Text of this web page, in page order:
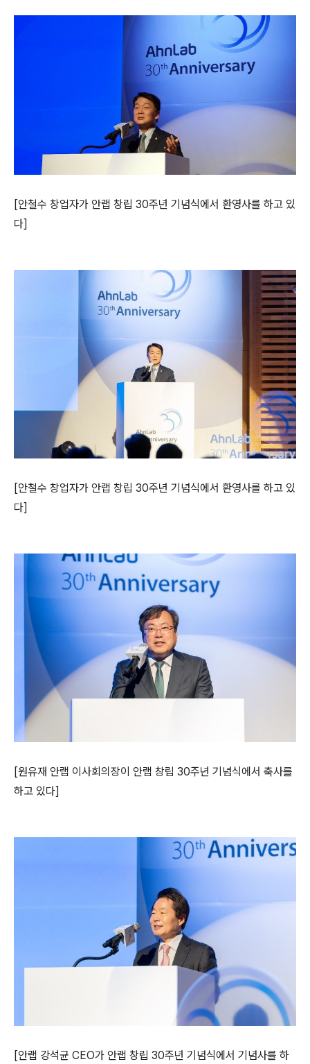
[안철수 창업자가 안랩 창립 30주년 기념식에서 환영사를 하고 있
다]
[안철수 창업자가 안랩 창립 30주년 기념식에서 환영사를 하고 있
다]
[원유재 안랩 이사회의장이 안랩 창립 30주년 기념식에서 축사를
하고 있다]
[안랩 강석균 CEO가 안랩 창립 30주년 기념식에서 기념사를 하